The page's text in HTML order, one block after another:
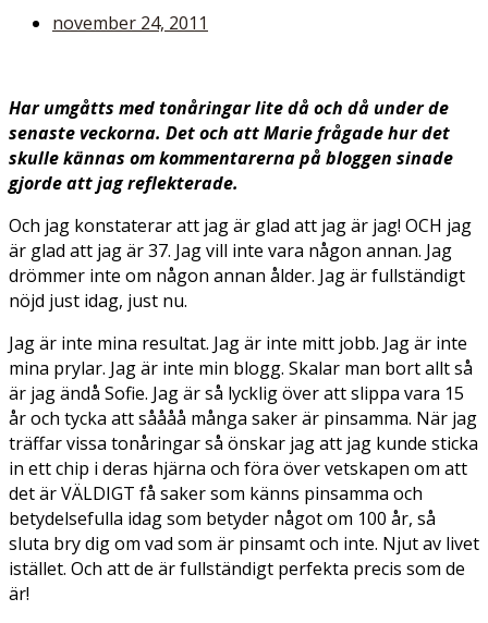
november 24, 2011
Har umgåtts med tonåringar lite då och då under de
senaste veckorna. Det och att Marie frågade hur det
skulle kännas om kommentarerna på bloggen sinade
gjorde att jag reflekterade.
Och jag konstaterar att jag är glad att jag är jag! OCH jag
är glad att jag är 37. Jag vill inte vara någon annan. Jag
drömmer inte om någon annan ålder. Jag är fullständigt
nöjd just idag, just nu.
Jag är inte mina resultat. Jag är inte mitt jobb. Jag är inte
mina prylar. Jag är inte min blogg. Skalar man bort allt så
är jag ändå Sofie. Jag är så lycklig över att slippa vara 15
år och tycka att såååå många saker är pinsamma. När jag
träffar vissa tonåringar så önskar jag att jag kunde sticka
in ett chip i deras hjärna och föra över vetskapen om att
det är VÄLDIGT få saker som känns pinsamma och
betydelsefulla idag som betyder något om 100 år, så
sluta bry dig om vad som är pinsamt och inte. Njut av livet
istället. Och att de är fullständigt perfekta precis som de
är!